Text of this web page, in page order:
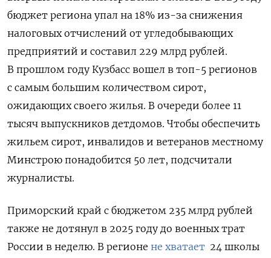
бюджет региона упал на 18% из-за снижения
налоговых отчислений от угледобывающих
предприятий и составил 229 млрд рублей.
В прошлом году Кузбасс вошел в топ-5 регионов
с самым большим количеством сирот,
ожидающих своего жилья. В очереди более 11
тысяч выпускников детдомов. Чтобы обеспечить
жильем сирот, инвалидов и ветеранов местному
Минстрою понадобится 50 лет, подсчитали
журналисты.
Приморский край с бюджетом 235 млрд рублей
также не дотянул в 2025 году до военных трат
России в неделю. В регионе не хватает 24 школы